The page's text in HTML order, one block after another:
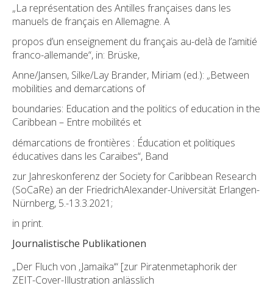
„La représentation des Antilles françaises dans les
manuels de français en Allemagne. A
propos d’un enseignement du français au-delà de l’amitié
franco-allemande“, in: Brüske,
Anne/Jansen, Silke/Lay Brander, Miriam (ed.): „Between
mobilities and demarcations of
boundaries: Education and the politics of education in the
Caribbean – Entre mobilités et
démarcations de frontières : Éducation et politiques
éducatives dans les Caraïbes“, Band
zur Jahreskonferenz der Society for Caribbean Research
(SoCaRe) an der FriedrichAlexander-Universität Erlangen-
Nürnberg, 5.-13.3.2021;
in print.
Journalistische Publikationen
„Der Fluch von ‚Jamaika‘“ [zur Piratenmetaphorik der
ZEIT-Cover-Illustration anlässlich